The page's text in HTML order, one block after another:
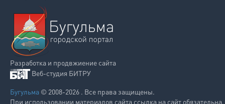
Разработка и продвжиение сайта
Веб-студия БИТРУ
Бугульма © 2008-2026 . Все права защищены.
При использовании материалов сайта ссылка на сайт обязательна.